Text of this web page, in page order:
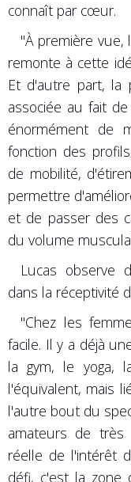
connaît par cœur.
"À première vue,
remonte à cette
Et d'autre part, la
associée au fait
énormément de
fonction des
de mobilité,
permettre
et de passer des
du volume
Lucas observe
dans la réceptivité
"Chez les
facile. Il y a déjà
la gym, le yoga,
l'équivalent, mais
l'autre bout du
amateurs de très
réelle de l'intérêt
défi, c'est la zone